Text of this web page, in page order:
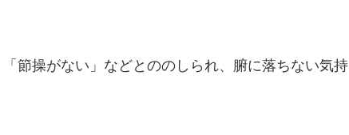
節操がない」などとののしられ、腑に落ちない気持